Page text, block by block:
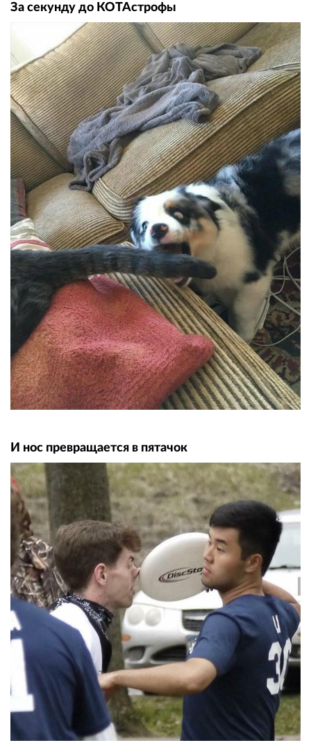
За секунду до КОТАстрофы
И нос превращается в пятачок